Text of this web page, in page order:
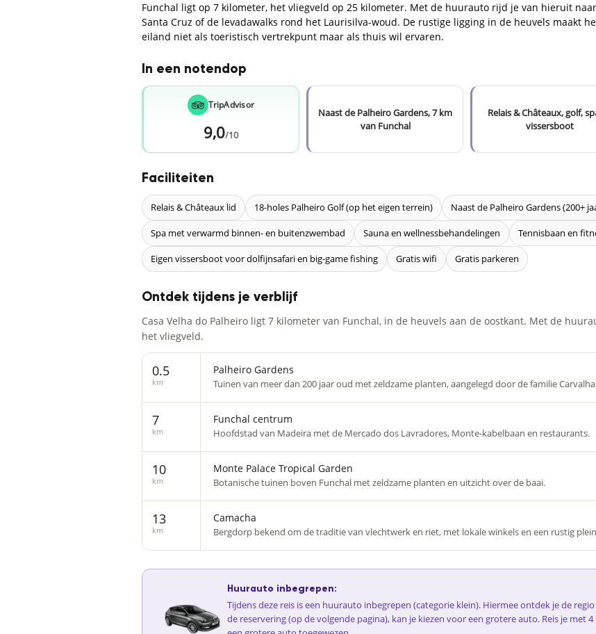
Funchal ligt op 7 kilometer, het vliegveld op 25 kilometer. Met de huurauto rijd je van hieruit
Santa Cruz of de levadawalks rond het Laurisilva-woud. De rustige ligging in de heuvels maakt
eiland niet als toeristisch vertrekpunt maar als thuis wil ervaren.
In een notendop
TripAdvisor
9,0/10
Naast de Palheiro Gardens, 7 km
van Funchal
Relais & Châteaux, golf,
vissersboot
Faciliteiten
Relais & Châteaux lid 18-holes Palheiro Golf (op het eigen terrein) Naast de Palheiro Gardens (200+
Spa met verwarmd binnen- en buitenzwembad Sauna en wellnessbehandelingen Tennisbaan en
Eigen vissersboot voor dolfijnsafari en big-game fishing Gratis wifi Gratis parkeren
Ontdek tijdens je verblijf
Casa Velha do Palheiro ligt 7 kilometer van Funchal, in de heuvels aan de oostkant. Met de
het vliegveld.
0.5
km
Palheiro Gardens
Tuinen van meer dan 200 jaar oud met zeldzame planten, aangelegd door de familie
7
km
Funchal centrum
Hoofdstad van Madeira met de Mercado dos Lavradores, Monte-kabelbaan en restaurants.
10
km
Monte Palace Tropical Garden
Botanische tuinen boven Funchal met zeldzame planten en uitzicht over de baai.
13
km
Camacha
Bergdorp bekend om de traditie van vlechtwerk en riet, met lokale winkels en een rustig
Huurauto inbegrepen:
Tijdens deze reis is een huurauto inbegrepen (categorie klein). Hiermee ontdek je de
de reservering (op de volgende pagina), kan je kiezen voor een grotere auto. Reis je met